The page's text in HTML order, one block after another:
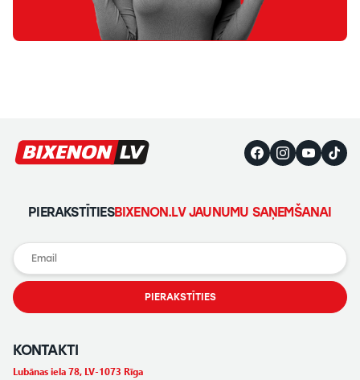
PIERAKSTĪTIESBIXENON.LV JAUNUMU SAŅEMŠANAI
PIERAKSTĪTIES
KONTAKTI
Lubānas iela 78, LV-1073 Rīga